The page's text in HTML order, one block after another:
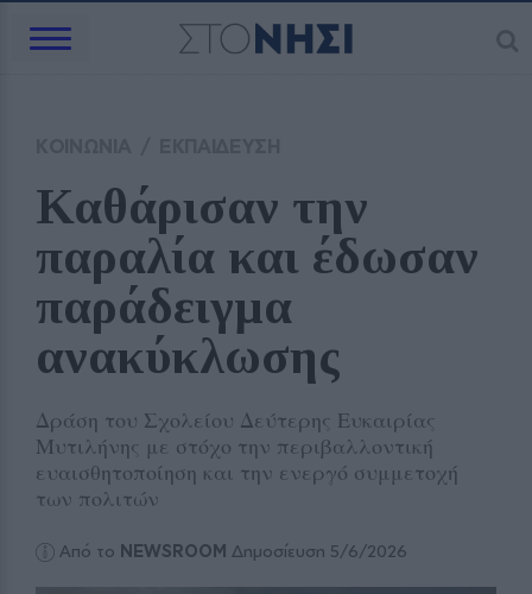
Καθάρισαν την
παραλία και έδωσαν
παράδειγμα
ανακύκλωσης
Δράση του Σχολείου Δεύτερης Ευκαιρίας
Μυτιλήνης με στόχο την περιβαλλοντική
ευαισθητοποίηση και την ενεργό συμμετοχή
των πολιτών
Από το NEWSROOM Δημοσίευση 5/6/2026